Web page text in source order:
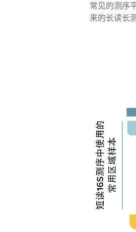
常见的测序
来的长读长